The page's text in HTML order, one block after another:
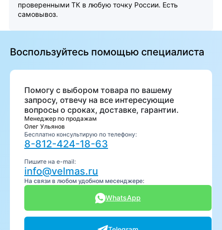
проверенными ТК в любую точку России. Есть
самовывоз.
Воспользуйтесь помощью специалиста
Помогу с выбором товара по вашему
запросу, отвечу на все интересующие
вопросы о сроках, доставке, гарантии.
Менеджер по продажам
Олег Ульянов
Бесплатно консультирую по телефону:
8-812-424-18-63
Пишите на e-mail:
info@velmas.ru
На связи в любом удобном месенджере:
WhatsApp